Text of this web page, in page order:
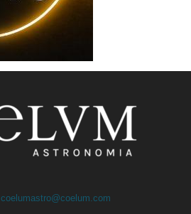
coelumastro@coelum.com